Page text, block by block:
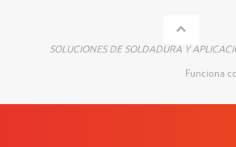
SOLUCIONES DE SOLDADURA Y
Funciona